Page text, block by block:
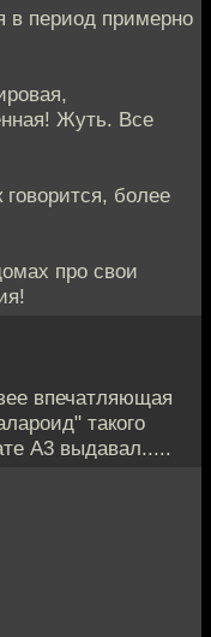
в период примерно
Жуть. Все
более
про свои
впечатляющая
такого
А3 выдавал.....